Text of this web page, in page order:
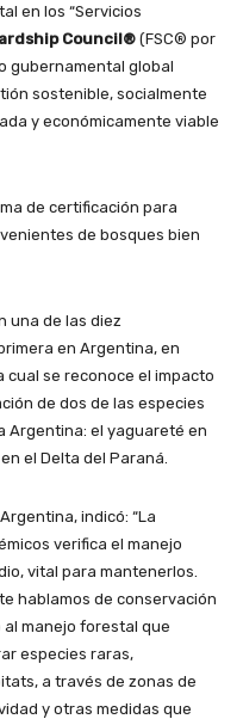
en los “Servicios
Council® (FSC® por
gubernamental global
sostenible, socialmente
y económicamente viable
de certificación para
de bosques bien
una de las diez
en Argentina, en
se reconoce el impacto
de dos de las especies
Argentina: el yaguareté en
el Delta del Paraná.
indicó: “La
verifica el manejo
vital para mantenerlos.
hablamos de conservación
manejo forestal que
especies raras,
a través de zonas de
y otras medidas que